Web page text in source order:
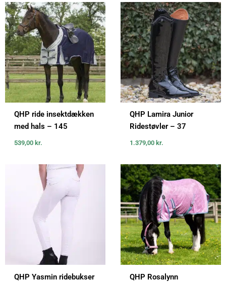
QHP ride insektdækken
med hals – 145
539,00 kr.
QHP Lamira Junior
Ridestøvler – 37
1.379,00 kr.
QHP Yasmin ridebukser
QHP Rosalynn